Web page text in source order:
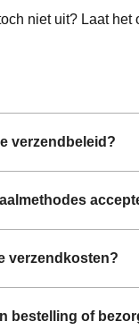
niet uit? Laat
verzendbeleid?
verzendkosten?
bestelling of